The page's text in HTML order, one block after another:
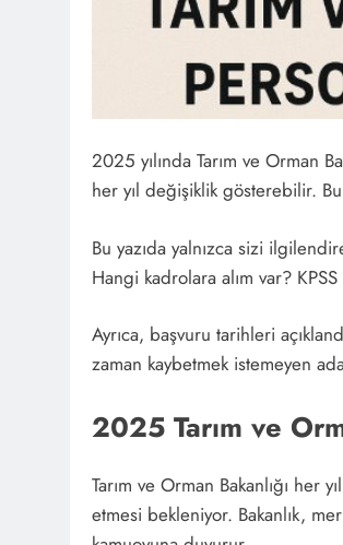
2025 yılında Tarım ve Orman
her yıl değişiklik gösterebilir.
Bu yazıda yalnızca sizi
Hangi kadrolara alım var?
Ayrıca, başvuru tarihleri
zaman kaybetmek istemeyen
2025 Tarım ve
Tarım ve Orman Bakanlığı her
etmesi bekleniyor. Bakanlık,